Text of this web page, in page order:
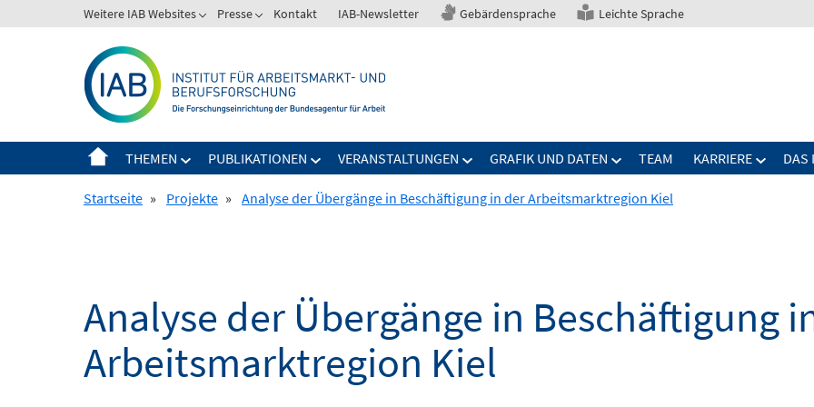
zum
Weitere IAB Websites Presse Kontakt IAB-Newsletter Gebärdensprache Leichte Sprache
THEMEN PUBLIKATIONEN VERANSTALTUNGEN GRAFIK UND DATEN TEAM KARRIERE DAS
Startseite » Projekte » Analyse der Übergänge in Beschäftigung in der Arbeitsmarktregion Kiel
Analyse der Übergänge in Beschäftigung
Arbeitsmarktregion Kiel